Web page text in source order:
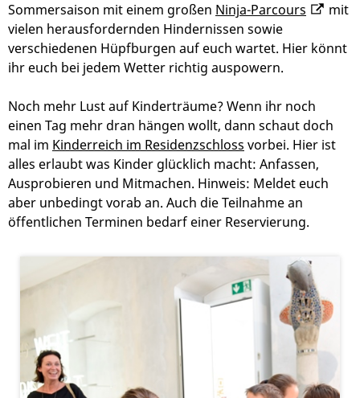
Sommersaison mit einem großen Ninja-Parcours
mit
vielen herausfordernden Hindernissen sowie
verschiedenen Hüpfburgen auf euch wartet. Hier könnt
ihr euch bei jedem Wetter richtig auspowern.
Noch mehr Lust auf Kinderträume? Wenn ihr noch
einen Tag mehr dran hängen wollt, dann schaut doch
mal im Kinderreich im Residenzschloss vorbei. Hier ist
alles erlaubt was Kinder glücklich macht: Anfassen,
Ausprobieren und Mitmachen. Hinweis: Meldet euch
aber unbedingt vorab an. Auch die Teilnahme an
öffentlichen Terminen bedarf einer Reservierung.